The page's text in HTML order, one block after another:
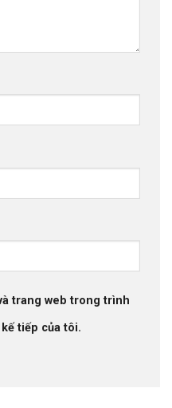
trang web trong trình
tiếp của tôi.